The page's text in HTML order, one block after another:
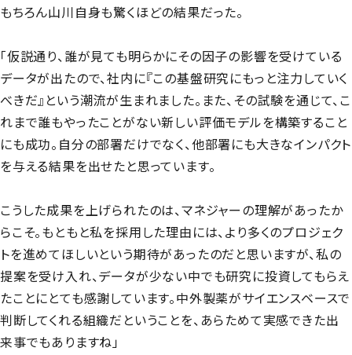
もちろん山川自身も驚くほどの結果だった。
「仮説通り、誰が見ても明らかにその因子の影響を受けている
データが出たので、社内に『この基盤研究にもっと注力していく
べきだ』という潮流が生まれました。また、その試験を通じて、こ
れまで誰もやったことがない新しい評価モデルを構築すること
にも成功。自分の部署だけでなく、他部署にも大きなインパクト
を与える結果を出せたと思っています。
こうした成果を上げられたのは、マネジャーの理解があったか
らこそ。もともと私を採用した理由には、より多くのプロジェク
トを進めてほしいという期待があったのだと思いますが、私の
提案を受け入れ、データが少ない中でも研究に投資してもらえ
たことにとても感謝しています。中外製薬がサイエンスベースで
判断してくれる組織だということを、あらためて実感できた出
来事でもありますね」